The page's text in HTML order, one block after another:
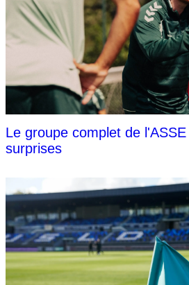
Le groupe complet de
surprises